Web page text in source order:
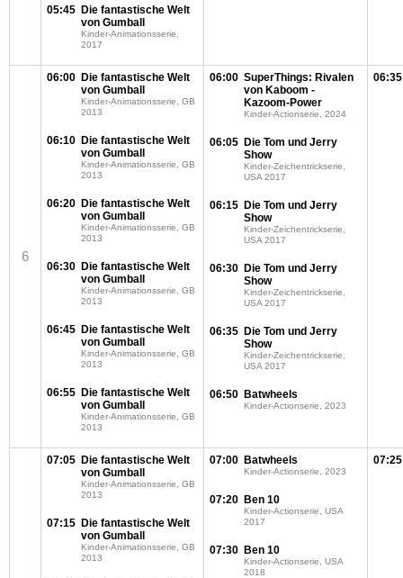
05:45 Die fantastische Welt
von Gumball
Kinder-Animationsserie,
2017
6
06:00 Die fantastische Welt
von Gumball
Kinder-Animationsserie, GB
2013
06:10 Die fantastische Welt
von Gumball
Kinder-Animationsserie, GB
2013
06:20 Die fantastische Welt
von Gumball
Kinder-Animationsserie, GB
2013
06:30 Die fantastische Welt
von Gumball
Kinder-Animationsserie, GB
2013
06:45 Die fantastische Welt
von Gumball
Kinder-Animationsserie, GB
2013
06:55 Die fantastische Welt
von Gumball
Kinder-Animationsserie, GB
2013
06:00 SuperThings: Rivalen
von Kaboom -
Kazoom-Power
Kinder-Actionserie, 2024
06:05 Die Tom und Jerry
Show
Kinder-Zeichentrickserie,
USA 2017
06:15 Die Tom und Jerry
Show
Kinder-Zeichentrickserie,
USA 2017
06:30 Die Tom und Jerry
Show
Kinder-Zeichentrickserie,
USA 2017
06:35 Die Tom und Jerry
Show
Kinder-Zeichentrickserie,
USA 2017
06:50 Batwheels
Kinder-Actionserie, 2023
06:35
07:05 Die fantastische Welt
von Gumball
Kinder-Animationsserie, GB
2013
07:15 Die fantastische Welt
von Gumball
Kinder-Animationsserie, GB
2013
07:00 Batwheels
Kinder-Actionserie, 2023
07:20 Ben 10
Kinder-Actionserie, USA
2017
07:30 Ben 10
Kinder-Actionserie, USA
2018
07:25